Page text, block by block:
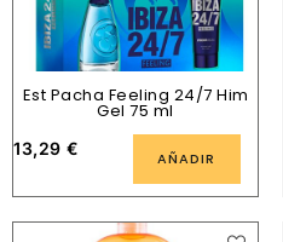
Est Pacha Feeling 24/7 Him
Gel 75 ml
13,29 € AÑADIR